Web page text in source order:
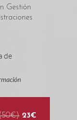
Gestión
23€